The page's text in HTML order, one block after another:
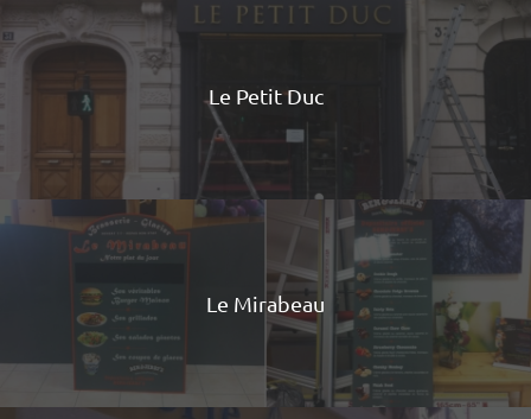
Le Petit Duc
Le Mirabeau